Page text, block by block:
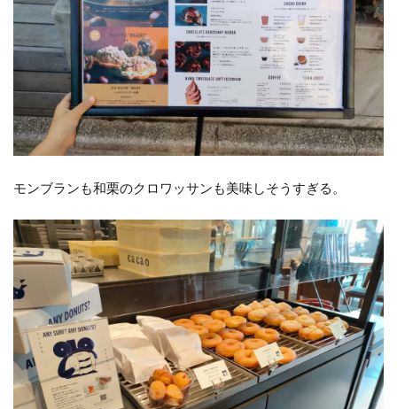
モンブランも和栗のクロワッサンも美味しそうすぎる。